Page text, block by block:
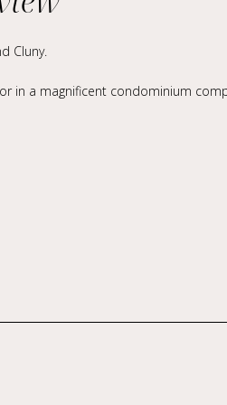
Cluny.
in a magnificent condominium